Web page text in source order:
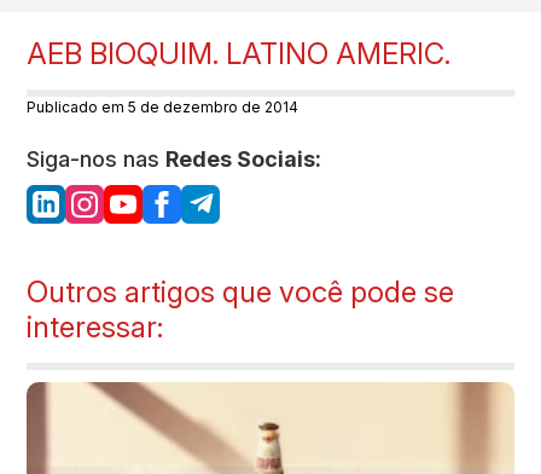
AEB BIOQUIM. LATINO AMERIC.
Publicado em 5 de dezembro de 2014
Siga-nos nas Redes Sociais:
Outros artigos que você pode se
interessar: